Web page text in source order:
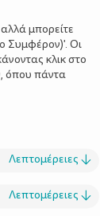
μπορείτε
Συμφέρον)'. Οι
κλικ στο
όπου πάντα
Λεπτομέρειες ↓
Λεπτομέρειες ↓